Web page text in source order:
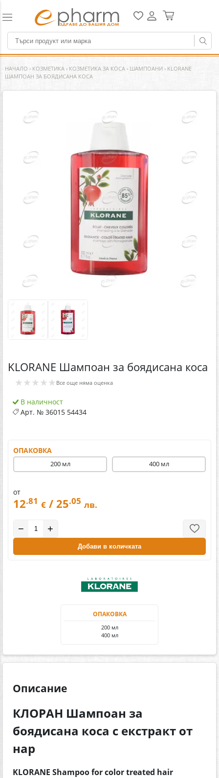
НАЧАЛО › КОЗМЕТИКА › КОЗМЕТИКА ЗА КОСА › ШАМПОАНИ › KLORANE
ШАМПОАН ЗА БОЯДИСАНА КОСА
KLORANE Шампоан за боядисана коса
★★★★★ Все още няма оценка
В наличност
Арт. № 36015 54434
ОПАКОВКА
200 мл 400 мл
от
12.81 € / 25.05 лв.
− +
Добави в количката
ОПАКОВКА
200 мл
400 мл
Описание
КЛОРАН Шампоан за
боядисана коса с екстракт от
нар
KLORANE Shampoo for color treated hair